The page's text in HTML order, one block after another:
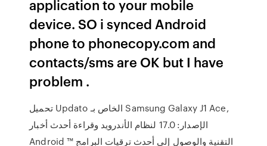
application to your mobile
device. SO i synced Android
phone to phonecopy.com and
contacts/sms are OK but I have
problem .
تحميل Updato الخاص بـ Samsung Galaxy J1 Ace,
الإصدار: 17.0 لنظام الأندرويد وقراءة أحدث أخبار
Android ™ التقنية والوصول إلى أحدث ترقيات البرامج